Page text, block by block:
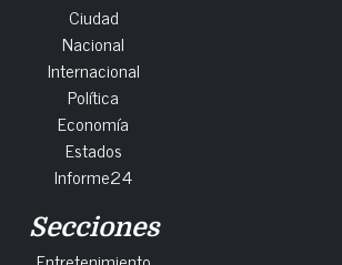
Ciudad
Nacional
Internacional
Política
Economía
Estados
Informe24
Secciones